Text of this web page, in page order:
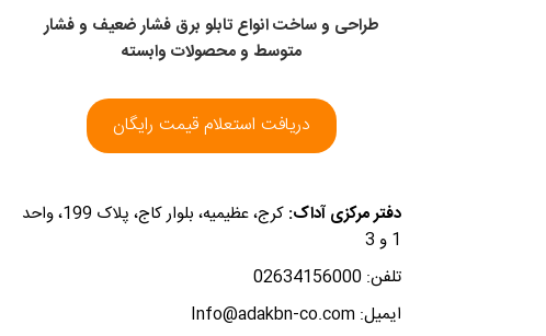
طراحی و ساخت انواع تابلو برق فشار ضعیف و فشار
متوسط و محصولات وابسته
دریافت استعلام قیمت رایگان
دفتر مرکزی آداک:
کرج، عظیمیه، بلوار کاج، پلاک 199، واحد
1 و 3
تلفن: 02634156000
ایمیل: Info@adakbn-co.com